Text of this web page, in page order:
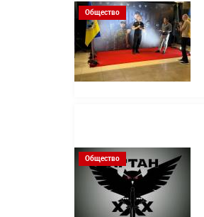
Общество
Общество